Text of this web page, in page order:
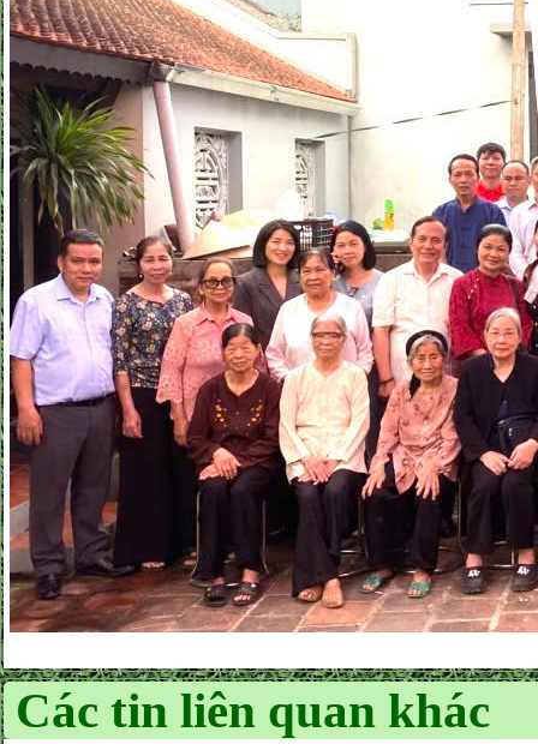
Các tin liên quan khác